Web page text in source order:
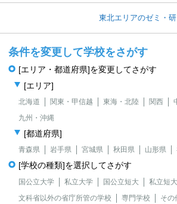
東北エリアのゼミ・
条件を変更して学校をさがす
[エリア・都道府県]を変更してさがす
[エリア]
北海道 関東・甲信越 東海・北陸 関西
九州・沖縄
[都道府県]
青森県 岩手県 宮城県 秋田県 山形県
[学校の種類]を選択してさがす
国公立大学 私立大学 国公立短大 私立短大
文科省以外の省庁所管の学校
専門学校
その